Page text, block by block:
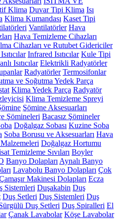
Klima Duvar Tipi Klima Isı
Klima Kumandası Kaset Tipi
Vantilatörler Hava
Hava Temizleme Cihazları
Cihazları ve Rutubet Gidericiler
Infrared Isıtıcılar Kule Tipi
Isıtıcılar Elektrikli Radyatörler
Radyatörler Termosifonlar
ve Soğutma Yedek Parça
Klima Yedek Parça Radyatör
Klima Temizleme Spreyi
Şömine Aksesuarları
Şömineleri Bacasız Şömineler
Doğalgaz Sobası Kuzine Soba
Soba Borusu ve Aksesuarları Hava
Doğalgaz Hortumu
Temizleme Sıvıları Boyler
Banyo Dolapları Aynalı Banyo
Lavabolu Banyo Dolapları Çok
Makinesi Dolapları Ecza
Sistemleri Duşakabin Duş
Duş Setleri Duş Sistemleri Duş
Duş Setleri Duş Spiralleri El
Çanak Lavabolar Köşe Lavabolar